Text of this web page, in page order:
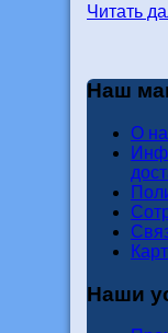
Читать
Наш
О
Наши